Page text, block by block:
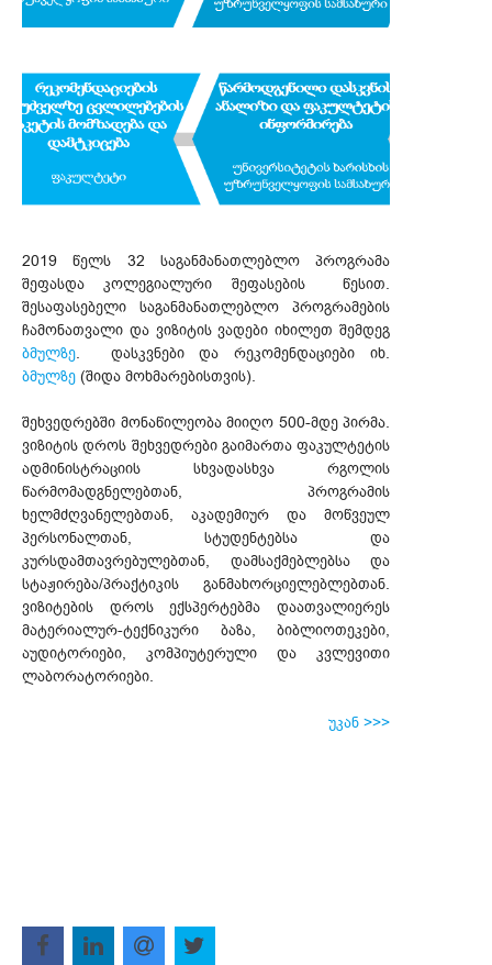
2019 წელს 32 საგანმანათლებლო პროგრამა
შეფასდა კოლეგიალური შეფასების წესით.
შესაფასებელი საგანმანათლებლო პროგრამების
ჩამონათვალი და ვიზიტის ვადები იხილეთ შემდეგ
ბმულზე. დასკვნები და რეკომენდაციები იხ.
ბმულზე (შიდა მოხმარებისთვის).
შეხვედრებში მონაწილეობა მიიღო 500-მდე პირმა.
ვიზიტის დროს შეხვედრები გაიმართა ფაკულტეტის
ადმინისტრაციის სხვადასხვა რგოლის
წარმომადგნელებთან, პროგრამის
ხელმძღვანელებთან, აკადემიურ და მოწვეულ
პერსონალთან, სტუდენტებსა და
კურსდამთავრებულებთან, დამსაქმებლებსა და
სტაჟირება/პრაქტიკის განმახორციელებლებთან.
ვიზიტების დროს ექსპერტებმა დაათვალიერეს
მატერიალურ-ტექნიკური ბაზა, ბიბლიოთეკები,
აუდიტორიები, კომპიუტერული და კვლევითი
ლაბორატორიები.
უკან >>>